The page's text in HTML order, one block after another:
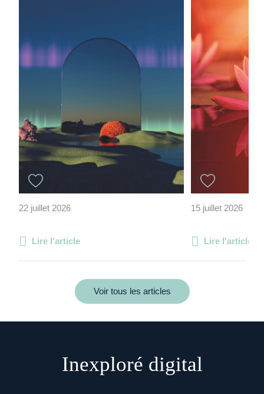
22 juillet 2026
Lire l'article
15 juillet 2026
Lire l'article
Voir tous les articles
Inexploré digital